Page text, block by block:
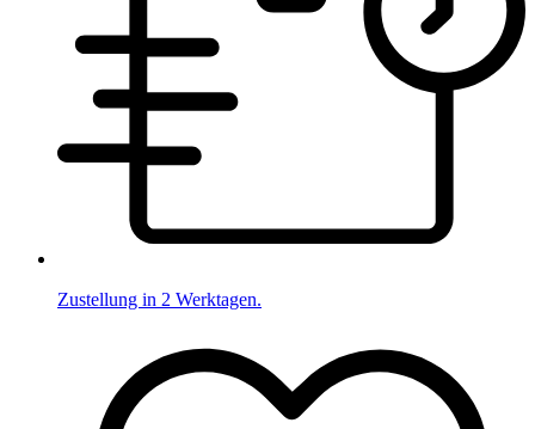
Zustellung in 2 Werktagen.